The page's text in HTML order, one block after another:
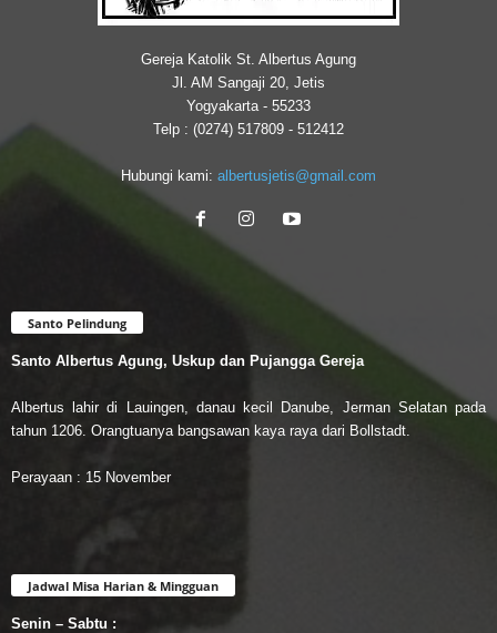
Gereja Katolik St. Albertus Agung
Jl. AM Sangaji 20, Jetis
Yogyakarta - 55233
Telp : (0274) 517809 - 512412
Hubungi kami: albertusjetis@gmail.com
Santo Pelindung
Santo Albertus Agung, Uskup dan Pujangga Gereja
Albertus lahir di Lauingen, danau kecil Danube, Jerman Selatan pada
tahun 1206. Orangtuanya bangsawan kaya raya dari Bollstadt.
Perayaan : 15 November
Jadwal Misa Harian & Mingguan
Senin – Sabtu :